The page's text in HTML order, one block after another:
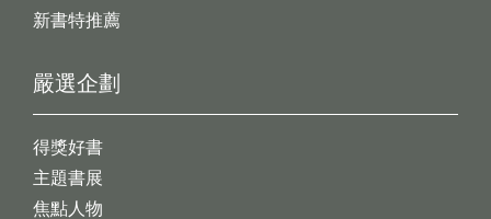
新書特推薦
嚴選企劃
得獎好書
主題書展
焦點人物